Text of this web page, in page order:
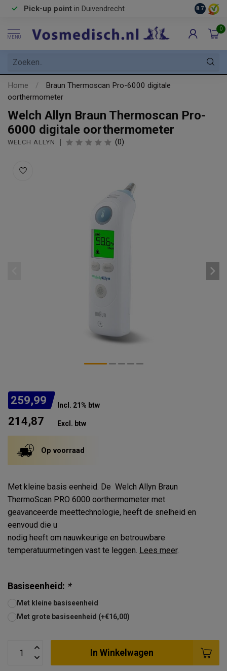
Pick-up point in Duivendrecht 8.7
MENU
0
Home /
Braun Thermoscan Pro-6000 digitale
oorthermometer
Welch Allyn Braun Thermoscan Pro-
6000 digitale oorthermometer
WELCH ALLYN (0)
259,99 Incl. 21% btw
214,87 Excl. btw
Op voorraad
Met kleine basis eenheid. De Welch Allyn Braun
ThermoScan PRO 6000 oorthermometer met
geavanceerde meettechnologie, heeft de snelheid en
eenvoud die u
nodig heeft om nauwkeurige en betrouwbare
temperatuurmetingen vast te leggen. Lees meer.
Basiseenheid: *
Met kleine basiseenheid
Met grote basiseenheid (+€16,00)
In Winkelwagen